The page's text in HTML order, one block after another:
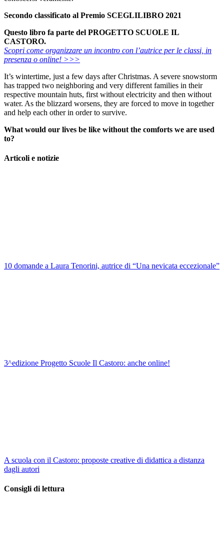
Secondo classificato al Premio SCEGLILIBRO 2021
Questo libro fa parte del PROGETTO SCUOLE IL
CASTORO.
Scopri come organizzare un incontro con l’autrice per le classi, in
presenza o online! >>>
It’s wintertime, just a few days after Christmas. A severe snowstorm
has trapped two neighboring and very different families in their
respective mountain huts, first without electricity and then without
water. As the blizzard worsens, they are forced to move in together
and help each other in order to survive.
What would our lives be like without the comforts we are used
to?
Articoli e notizie
10 domande a Laura Tenorini, autrice di “Una nevicata eccezionale”
3^edizione Progetto Scuole Il Castoro: anche online!
A scuola con il Castoro: proposte creative di didattica a distanza
dagli autori
Consigli di lettura